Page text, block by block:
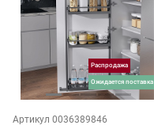
Распродажа
ожидается поставка
Артикул 0036389846